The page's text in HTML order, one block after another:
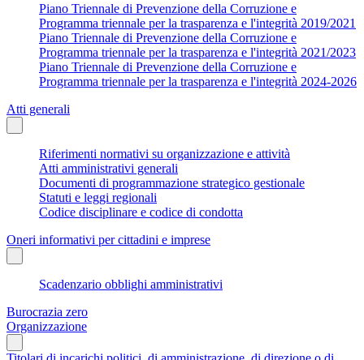
Piano Triennale di Prevenzione della Corruzione e
Programma triennale per la trasparenza e l'integrità 2019/2021
Piano Triennale di Prevenzione della Corruzione e
Programma triennale per la trasparenza e l'integrità 2021/2023
Piano Triennale di Prevenzione della Corruzione e
Programma triennale per la trasparenza e l'integrità 2024-2026
Atti generali
Riferimenti normativi su organizzazione e attività
Atti amministrativi generali
Documenti di programmazione strategico gestionale
Statuti e leggi regionali
Codice disciplinare e codice di condotta
Oneri informativi per cittadini e imprese
Scadenzario obblighi amministrativi
Burocrazia zero
Organizzazione